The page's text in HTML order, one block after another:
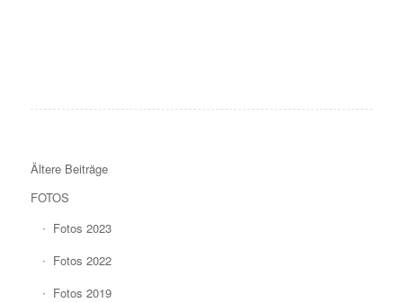
Ältere Beiträge
FOTOS
Fotos 2023
Fotos 2022
Fotos 2019